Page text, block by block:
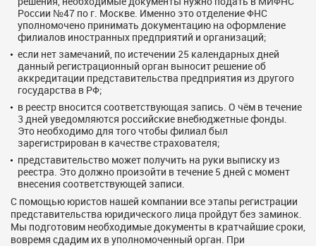
России №47 по г. Москве. Именно это отделение ФНС
уполномочено принимать документацию на оформление
филиалов иностранных предприятий и организаций;
если нет замечаний, по истечении 25 календарных дней
данный регистрационный орган выносит решение об
аккредитации представительства предприятия из другого
государства в РФ;
в реестр вносится соответствующая запись. О чём в течение
3 дней уведомляются российские внебюджетные фонды.
Это необходимо для того чтобы филиал был
зарегистрирован в качестве страхователя;
представительство может получить на руки выписку из
реестра. Это должно произойти в течение 5 дней с момент
внесения соответствующей записи.
С помощью юристов нашей компании все этапы регистрации
представительства юридического лица пройдут без заминок.
Мы подготовим необходимые документы в кратчайшие сроки,
вовремя сдадим их в уполномоченный орган. При